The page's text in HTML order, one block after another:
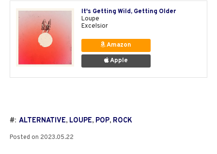
It's Getting Wild, Getting Older
Loupe
Excelsior
Amazon
Apple
#: ALTERNATIVE, LOUPE, POP, ROCK
Posted on 2023.05.22